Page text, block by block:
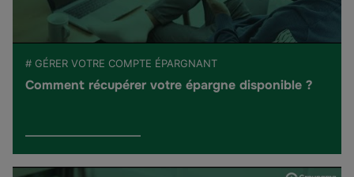
# GÉRER VOTRE COMPTE ÉPARGNANT
Comment récupérer votre épargne disponible ?